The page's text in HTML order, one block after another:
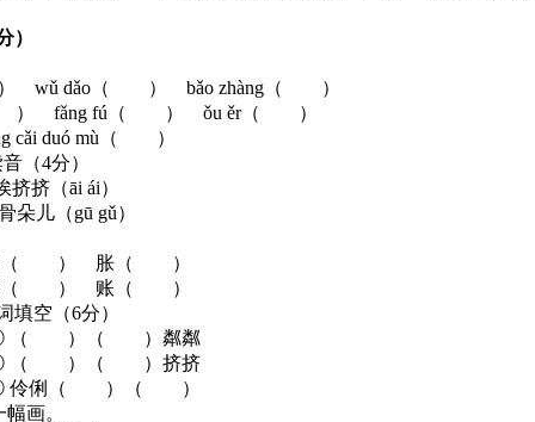
）
wǔ dǎo（ ） bǎo zhàng（ ）
） fǎng fú（ ） ǒu ěr（ ）
cǎi duó mù（ ）
音（4分）
挤挤（āi ái）
朵儿（gū gǔ）
（ ） 胀（ ）
（ ） 账（ ）
词填空（6分）
（ ）（ ）粼粼
（ ）（ ）挤挤
伶俐（ ）（ ）
幅画。